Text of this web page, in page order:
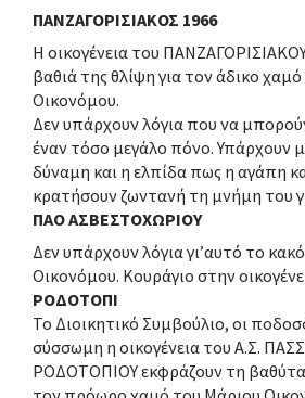
ΠΑΝΖΑΓΟΡΙΣΙΑΚΟΣ 1966
Η οικογένεια του
βαθιά της θλίψη για τον άδικο
Οικονόμου.
Δεν υπάρχουν λόγια που να
έναν τόσο μεγάλο πόνο. Υπάρχουν
δύναμη και η ελπίδα πως η αγάπη
κρατήσουν ζωντανή τη μνήμη του
ΠΑΟ ΑΣΒΕΣΤΟΧΩΡΙΟΥ
Δεν υπάρχουν λόγια γι’αυτό το
Οικονόμου. Κουράγιο στην
ΡΟΔΟΤΟΠΙ
Το Διοικητικό Συμβούλιο, οι
σύσσωμη η οικογένεια του Α.Σ.
ΡΟΔΟΤΟΠΙΟΥ εκφράζουν τη